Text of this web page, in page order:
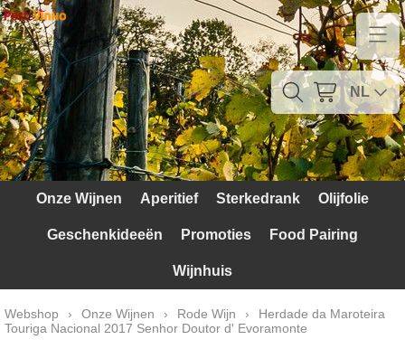
Home
Contact
Mijn account
Verzendkosten
NL
Onze Wijnen Aperitief Sterkedrank Olijfolie
Geschenkideeën Promoties Food Pairing
Wijnhuis
Webshop › Onze Wijnen › Rode Wijn ›
Herdade da Maroteira
Touriga Nacional 2017 Senhor Doutor d' Evoramonte